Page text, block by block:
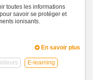
toutes les informations
savoir se protéger et
ionisants.
En savoir plus
E-learning